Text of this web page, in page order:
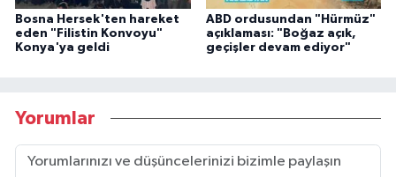
Bosna Hersek'ten hareket
eden "Filistin Konvoyu"
Konya'ya geldi
ABD ordusundan "Hürmüz"
açıklaması: "Boğaz açık,
geçişler devam ediyor"
Yorumlar